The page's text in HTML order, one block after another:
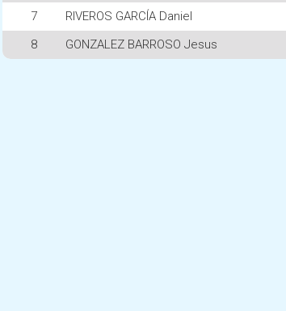
7 RIVEROS GARCÍA Daniel
8 GONZALEZ BARROSO Jesus